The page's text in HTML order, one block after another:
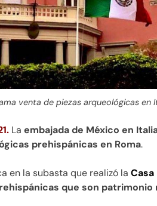
venta de piezas arqueológicas en
La embajada de México en
prehispánicas en Roma.
en la subasta que realizó la
que son patrimonio